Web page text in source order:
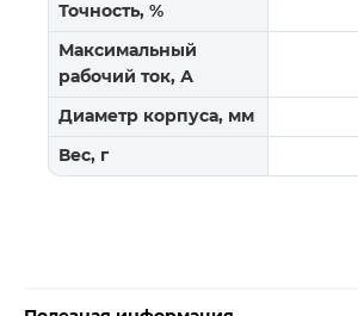
Точность, %
Максимальный
рабочий ток, А
Диаметр корпуса, мм
Вес, г